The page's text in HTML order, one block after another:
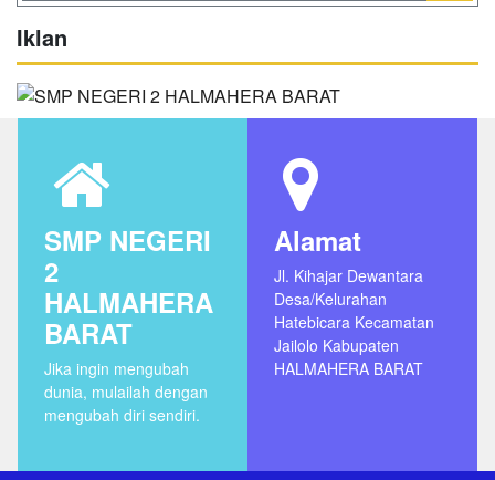
Iklan
SMP NEGERI
2
HALMAHERA
BARAT
Jika ingin mengubah
dunia, mulailah dengan
mengubah diri sendiri.
Alamat
Jl. Kihajar Dewantara
Desa/Kelurahan
Hatebicara Kecamatan
Jailolo Kabupaten
HALMAHERA BARAT